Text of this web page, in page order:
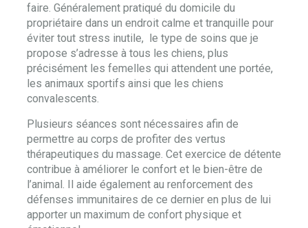
faire. Généralement pratiqué du domicile du
propriétaire dans un endroit calme et tranquille pour
éviter tout stress inutile, le type de soins que je
propose s’adresse à tous les chiens, plus
précisément les femelles qui attendent une portée,
les animaux sportifs ainsi que les chiens
convalescents.
Plusieurs séances sont nécessaires afin de
permettre au corps de profiter des vertus
thérapeutiques du massage. Cet exercice de détente
contribue à améliorer le confort et le bien-être de
l’animal. Il aide également au renforcement des
défenses immunitaires de ce dernier en plus de lui
apporter un maximum de confort physique et